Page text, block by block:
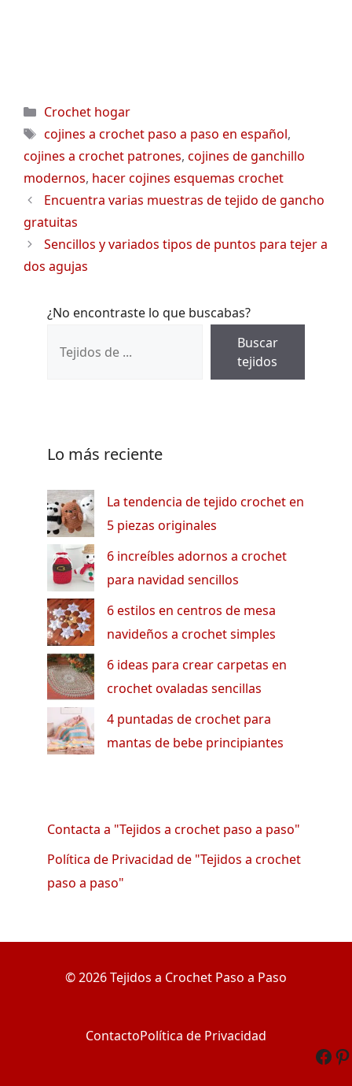
Categorías
Crochet hogar
Etiquetas
cojines a crochet paso a paso en español,
cojines a crochet patrones, cojines de ganchillo
modernos, hacer cojines esquemas crochet
Encuentra varias muestras de tejido de gancho
gratuitas
Sencillos y variados tipos de puntos para tejer a
dos agujas
¿No encontraste lo que buscabas?
Buscar
tejidos
Lo más reciente
La tendencia de tejido crochet en
5 piezas originales
6 increíbles adornos a crochet
para navidad sencillos
6 estilos en centros de mesa
navideños a crochet simples
6 ideas para crear carpetas en
crochet ovaladas sencillas
4 puntadas de crochet para
mantas de bebe principiantes
Contacta a "Tejidos a crochet paso a paso"
Política de Privacidad de "Tejidos a crochet
paso a paso"
© 2026 Tejidos a Crochet Paso a Paso
ContactoPolítica de Privacidad